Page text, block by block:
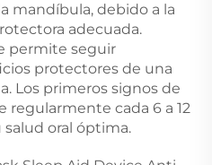
mandíbula, debido a la
adecuada.
permite seguir
protectores de una
Los primeros signos de
regularmente cada 6 a 12
oral óptima.